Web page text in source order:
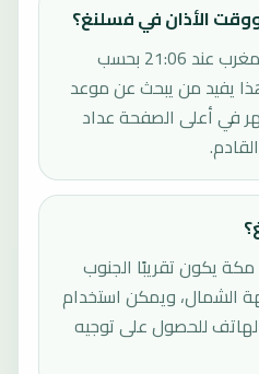
الأذان في فسلنغ؟
الصلاة القادمة حاليًا هي المغرب عند 21:06 بحسب
يفيد من يبحث عن موعد
في أعلى الصفحة عداد
يكون تقريبًا الجنوب
127° من جهة الشمال، ويمكن استخدام
للحصول على توجيه